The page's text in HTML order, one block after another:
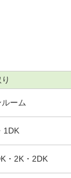
ルーム
1DK
・2K・2DK